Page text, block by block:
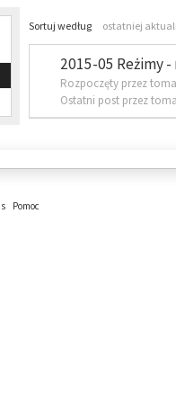
Sortuj według ostatniej
2015-05 Reżimy
Rozpoczęty przez
Ostatni post przez
Pomoc